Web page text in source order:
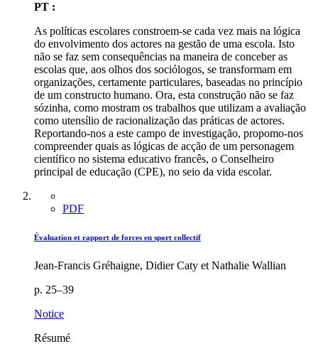
PT :
As políticas escolares constroem-se cada vez mais na lógica
do envolvimento dos actores na gestão de uma escola. Isto
não se faz sem consequências na maneira de conceber as
escolas que, aos olhos dos sociólogos, se transformam em
organizações, certamente particulares, baseadas no princípio
de um constructo humano. Ora, esta construção não se faz
sózinha, como mostram os trabalhos que utilizam a avaliação
como utensílio de racionalização das práticas de actores.
Reportando-nos a este campo de investigação, propomo-nos
compreender quais as lógicas de acção de um personagem
científico no sistema educativo francês, o Conselheiro
principal de educação (CPE), no seio da vida escolar.
PDF
Évaluation et rapport de forces en sport collectif
Jean-Francis Gréhaigne, Didier Caty et Nathalie Wallian
p. 25–39
Notice
Résumé